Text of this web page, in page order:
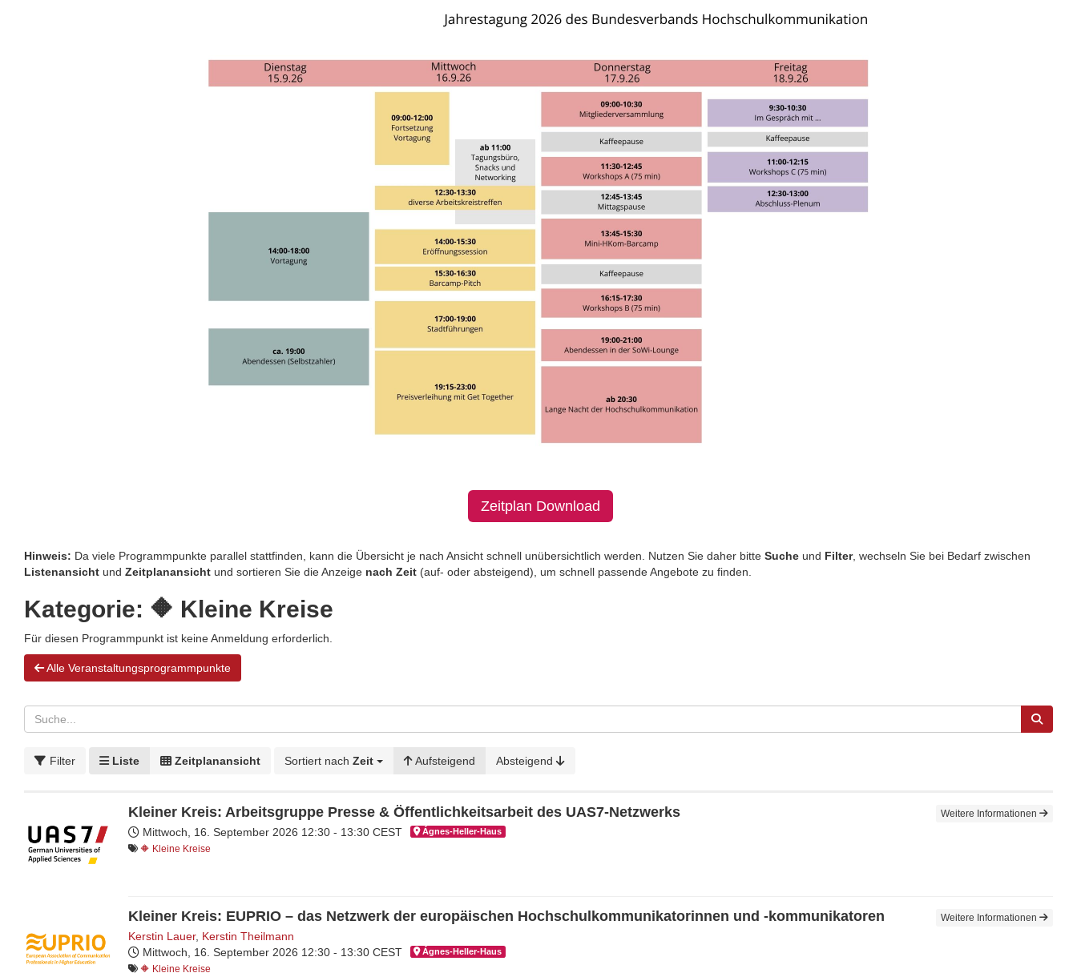
Zeitplan Download
Hinweis: Da viele Programmpunkte parallel stattfinden, kann die Übersicht je nach Ansicht schnell unübersichtlich werden. Nutzen Sie daher bitte Suche und Filter, wechseln Sie bei Bedarf zwischen
Listenansicht und Zeitplanansicht und sortieren Sie die Anzeige nach Zeit (auf- oder absteigend), um schnell passende Angebote zu finden.
Kategorie: 🔶 Kleine Kreise
Für diesen Programmpunkt ist keine Anmeldung erforderlich.
Alle Veranstaltungsprogrammpunkte
Filter Liste Zeitplanansicht Sortiert nach Zeit Aufsteigend Absteigend
Kleiner Kreis: Arbeitsgruppe Presse & Öffentlichkeitsarbeit des UAS7-Netzwerks
Mittwoch, 16. September 2026 12:30 - 13:30 CEST Ágnes-Hel­ler-Haus
🔶 Kleine Kreise
Weitere Informationen
Kleiner Kreis: EUPRIO – das Netzwerk der europäischen Hochschulkommunikatorinnen und -kommunikatoren
Kerstin Lauer, Kerstin Theilmann
Mittwoch, 16. September 2026 12:30 - 13:30 CEST Ágnes-Hel­ler-Haus
🔶 Kleine Kreise
Weitere Informationen